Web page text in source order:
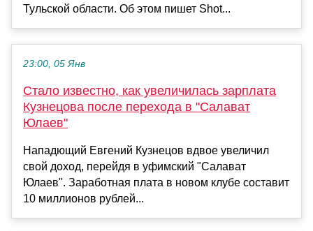
Тульской области. Об этом пишет Shot...
23:00, 05 Янв
Стало известно, как увеличилась зарплата
Кузнецова после перехода в "Салават
Юлаев"
Нападющий Евгений Кузнецов вдвое увеличил
свой доход, перейдя в уфимский "Салават
Юлаев". Заработная плата в новом клубе составит
10 миллионов рублей...